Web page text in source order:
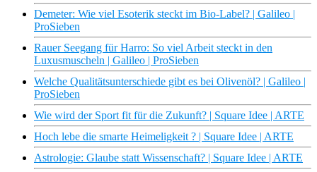
Demeter: Wie viel Esoterik steckt im Bio-Label? | Galileo |
ProSieben
Rauer Seegang für Harro: So viel Arbeit steckt in den
Luxusmuscheln | Galileo | ProSieben
Welche Qualitätsunterschiede gibt es bei Olivenöl? | Galileo |
ProSieben
Wie wird der Sport fit für die Zukunft? | Square Idee | ARTE
Hoch lebe die smarte Heimeligkeit ? | Square Idee | ARTE
Astrologie: Glaube statt Wissenschaft? | Square Idee | ARTE